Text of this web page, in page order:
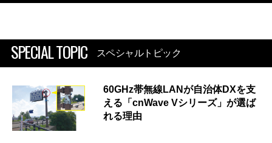
SPECIAL TOPIC スペシャルトピック
60GHz帯無線LANが自治体DXを支
える「cnWave Vシリーズ」が選ば
れる理由